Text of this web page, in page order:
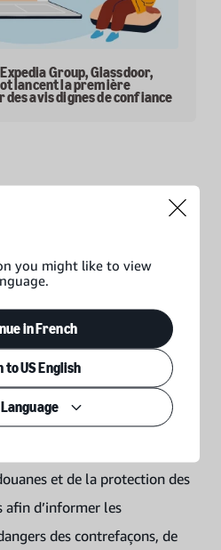
Group, Glassdoor,
lancent la première
avis dignes de confiance
pour renforcer la
accompagner les
de consommateurs grâce à
associations de premier plan,
lucratif, des organisations de
afin de les aider à
éclairées. Cela inclut un
et de la protection des
afin d’informer les
des contrefaçons, de
you might like to view
in French
to US English